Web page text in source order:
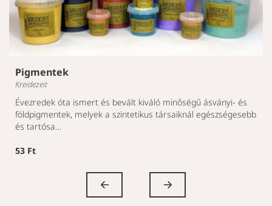
Pigmentek
Kreidezeit
Évezredek óta ismert és bevált kiváló minőségű ásványi- és
földpigmentek, melyek a szintetikus társaiknál egészségesebb
és tartósa…
53 Ft